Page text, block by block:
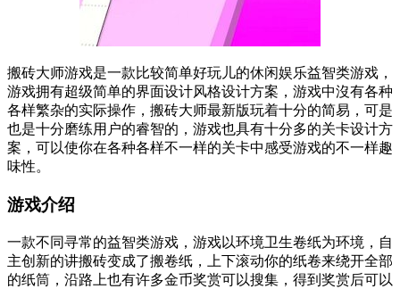
搬砖大师游戏是一款比较简单好玩儿的休闲娱乐益智类游戏，
游戏拥有超级简单的界面设计风格设计方案，游戏中沒有各种
各样繁杂的实际操作，搬砖大师最新版玩着十分的简易，可是
也是十分磨练用户的睿智的，游戏也具有十分多的关卡设计方
案，可以使你在各种各样不一样的关卡中感受游戏的不一样趣
味性。
游戏介绍
一款不同寻常的益智类游戏，游戏以环境卫生卷纸为环境，自
主创新的讲搬砖变成了搬卷纸，上下滚动你的纸卷来绕开全部
的纸筒，沿路上也有许多金币奖赏可以搜集，得到奖赏后可以